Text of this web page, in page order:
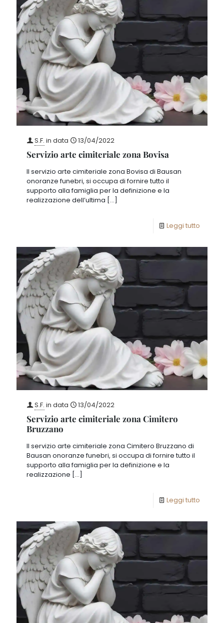
S.F. in data 13/04/2022
Servizio arte cimiteriale zona Bovisa
Il servizio arte cimiteriale zona Bovisa di Bausan
onoranze funebri, si occupa di fornire tutto il
supporto alla famiglia per la definizione e la
realizzazione dell’ultima […]
Leggi tutto
S.F. in data 13/04/2022
Servizio arte cimiteriale zona Cimitero
Bruzzano
Il servizio arte cimiteriale zona Cimitero Bruzzano di
Bausan onoranze funebri, si occupa di fornire tutto il
supporto alla famiglia per la definizione e la
realizzazione […]
Leggi tutto